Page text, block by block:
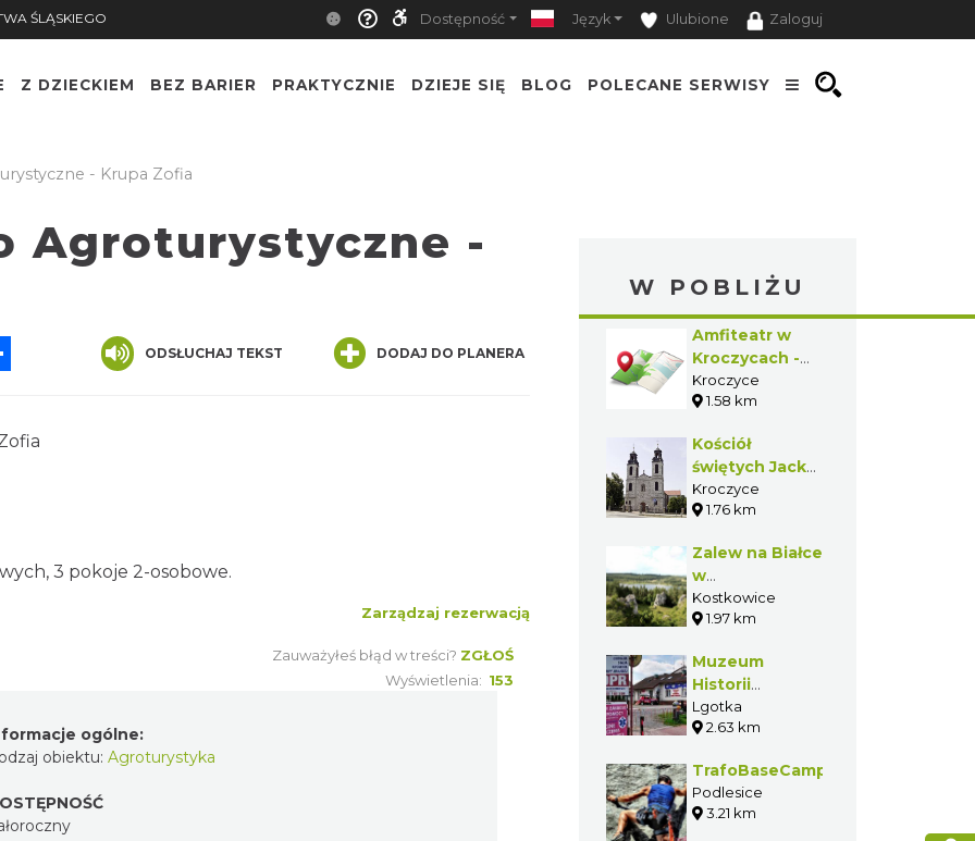
ŚLĄSKIEGO Dostępność Język Ulubione Zaloguj
Z DZIECKIEM BEZ BARIER PRAKTYCZNIE DZIEJE SIĘ BLOG POLECANE SERWISY
- Krupa Zofia
Agroturystyczne -
ODSŁUCHAJ TEKST DODAJ DO PLANERA
3 pokoje 2-osobowe.
Zarządzaj rezerwacją
Zauważyłeś błąd w treści? ZGŁOŚ
Wyświetlenia: 153
ogólne:
obiektu: Agroturystyka
W POBLIŻU
Amfiteatr w
Kroczycach -
Skała
Młynarska
Kroczyce
1.58 km
Kościół
świętych Jacka
i Marii
Magdaleny w
Kroczyce
1.76 km
Zalew na Białce
w
Kostkowicach
Kostkowice
1.97 km
Muzeum
Historii
Ratownictwa i
Sportów
Lgotka
2.63 km
TrafoBaseCamp
Podlesice
3.21 km